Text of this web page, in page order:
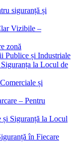
siguranță și
Vizibile –
zonă
Publice și Industriale
la Locul de
și
– Pentru
și Siguranță la Locul
în Fiecare